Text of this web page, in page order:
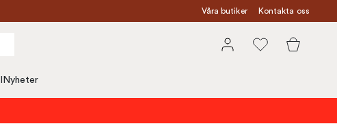
Våra butiker Kontakta oss
Nyheter